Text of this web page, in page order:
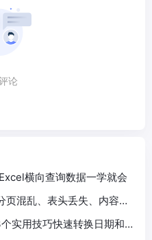
论
横向查询数据一学就会
混乱、表头丢失、内容截
实用技巧快速转换日期和数